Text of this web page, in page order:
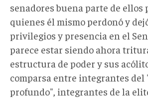
senadores buena parte de ellos
quienes él mismo perdonó y
privilegios y presencia en el
parece estar siendo ahora
estructura de poder y sus
comparsa entre integrantes del
profundo", integrantes de la